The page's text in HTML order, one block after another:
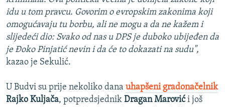
idu u tom pravcu. Govorim o evropskim zakonima koji
omogućavaju tu borbu, ali ne mogu a da ne kažem i
slijedeći dio: Svako od nas u DPS je duboko ubijeđen da
je Đoko Pinjatić nevin i da će to dokazati na sudu",
kazao je Sekulić.
U Budvi su prije nekoliko dana uhapšeni gradonačelnik
Rajko Kuljača, potpredsjednik Dragan Marovići još